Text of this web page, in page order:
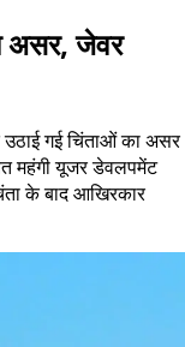
असर, जेवर
उठाई गई चिंताओं का असर
महंगी यूजर डेवलपमेंट
के बाद आखिरकार